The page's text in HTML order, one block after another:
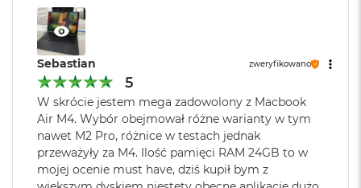
o
o
k
A
r
S
r
e
b
r
n
Wyświetlacz Liquid Retina
Wyświetlacz o przekątnej 13,6 cala z podświetleniem LED, w
technologii IPS1
Rozdzielczość natywna 2560 na 1664 piksele przy 224 pikselach na
Jasność 500 nitów
Moduł Bluetooth
Czytnik kart
pamięci:
Karta sieciowa
bezprzewodowa
WLAN
Wi-Fi 6E (802.11ax)
Sebastian zweryfikowano
5
W skrócie jestem mega zadowolony z Macbook
Air M4. Wybór obejmował różne warianty w tym
nawet M2 Pro, różnice w testach jednak
przeważyły za M4. Ilość pamięci RAM 24GB to w
mojej ocenie must have, dziś kupił bym z